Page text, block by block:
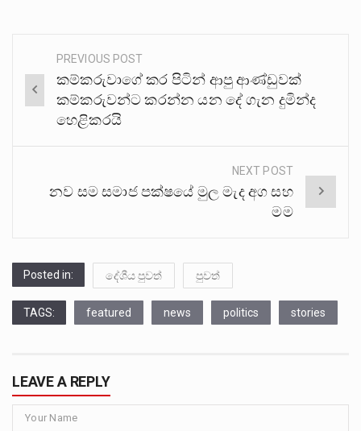
Post
navigation
PREVIOUS POST
කම්කරුවාගේ කර පිටින් ආපු ආණ්ඩුවක්
කම්කරුවන්ට කරන්න යන දේ ගැන දුමින්ද
හෙළිකරයි
NEXT POST
නව සම සමාජ පක්ෂයේ මුල මැද අග සහ
මම
Posted in: දේශීය පුවත් පුවත්
TAGS: featured news politics stories
LEAVE A REPLY